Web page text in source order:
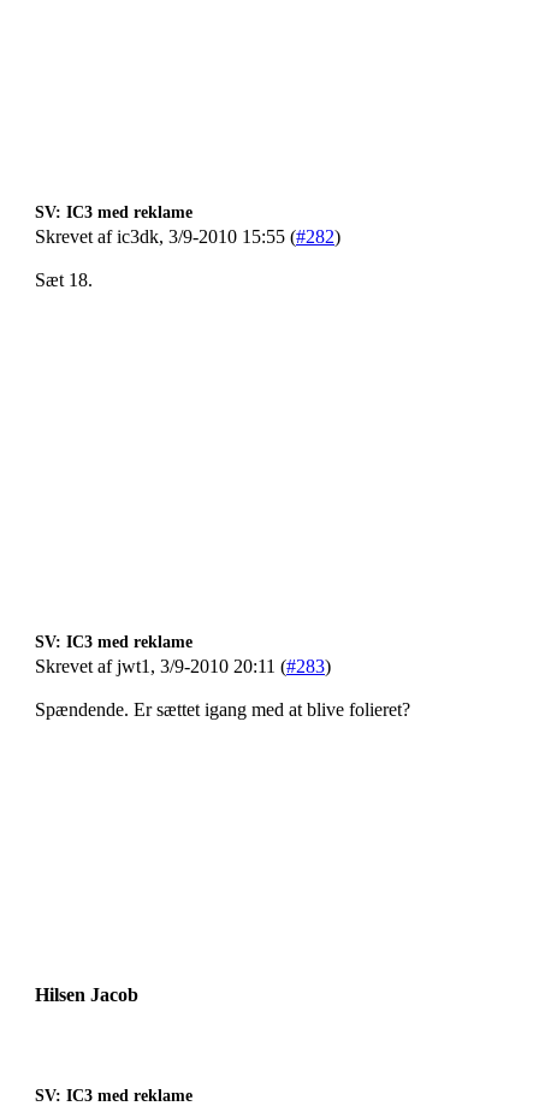
SV: IC3 med reklame
Skrevet af ic3dk, 3/9-2010 15:55 (#282)
Sæt 18.
SV: IC3 med reklame
Skrevet af jwt1, 3/9-2010 20:11 (#283)
Spændende. Er sættet igang med at blive folieret?
Hilsen Jacob
SV: IC3 med reklame